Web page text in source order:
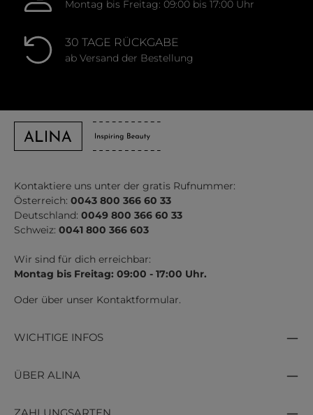
Montag bis Freitag: 09:00 bis 17:00 Uhr
30 TAGE RÜCKGABE
ab Versand der Bestellung
Kontaktiere uns unter der gratis Rufnummer:
Österreich: 0043 800 366 60 33
Deutschland: 0049 800 366 60 33
Schweiz: 0041 800 366 603
Wir sind für dich erreichbar:
Montag bis Freitag: 09:00 - 17:00 Uhr.
Oder über unser Kontaktformular.
WICHTIGE INFOS
ÜBER ALINA